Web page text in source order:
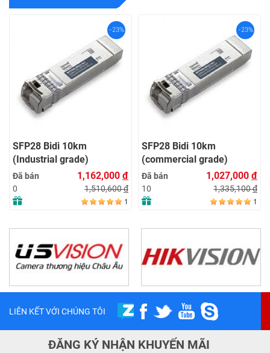
-23%
SFP28 Bidi 10km
(Industrial grade)
Đã bán
0
1,162,000 đ
1,510,600đ
1
-23%
SFP28 Bidi 10km
(commercial grade)
Đã bán
10
1,027,000 đ
1,335,100đ
1
LIÊN KẾT VỚI CHÚNG TÔI
ĐĂNG KÝ NHẬN KHUYẾN MÃI